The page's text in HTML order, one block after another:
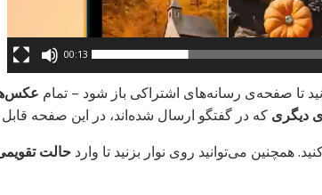
00:13
تا صفحه‌ی رسانه‌های اشتراکی باز شود – تمام
دیگری که در گفتگو ارسال شده‌اند، در این صفحه
همچنین می‌توانید روی نوار بزنید تا وارد حالت